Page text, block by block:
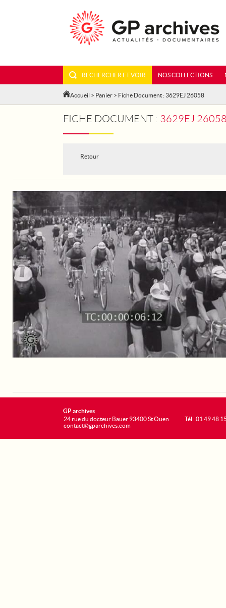
RECHERCHER ET VOIR NOS COLLECTIONS
Accueil > Panier > Fiche Document : 3629EJ 26058
FICHE DOCUMENT : 3629EJ 26058 -
Retour
GP archives
24 rue du docteur Bauer 93400 St Ouen
contact@gparchives.com
Tél : 01 49 48